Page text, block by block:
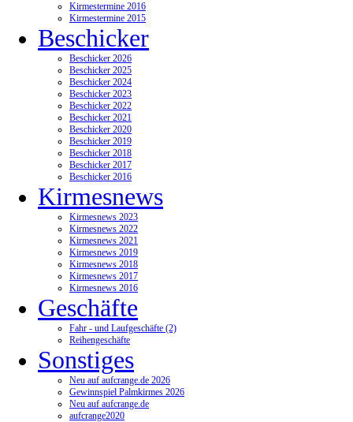
Kirmestermine 2016
Kirmestermine 2015
Beschicker
Beschicker 2026
Beschicker 2025
Beschicker 2024
Beschicker 2023
Beschicker 2022
Beschicker 2021
Beschicker 2020
Beschicker 2019
Beschicker 2018
Beschicker 2017
Beschicker 2016
Kirmesnews
Kirmesnews 2023
Kirmesnews 2022
Kirmesnews 2021
Kirmesnews 2019
Kirmesnews 2018
Kirmesnews 2017
Kirmesnews 2016
Geschäfte
Fahr - und Laufgeschäfte (2)
Reihengeschäfte
Sonstiges
Neu auf aufcrange.de 2026
Gewinnspiel Palmkirmes 2026
Neu auf aufcrange.de
aufcrange2020